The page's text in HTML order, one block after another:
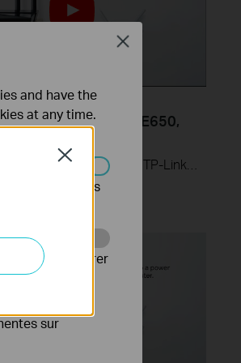
Up TP Link Range
via Web Browser (RE650,
Close
and have the
at any time.
être désactivés
pour améliorer
publicitaires
sur
Close